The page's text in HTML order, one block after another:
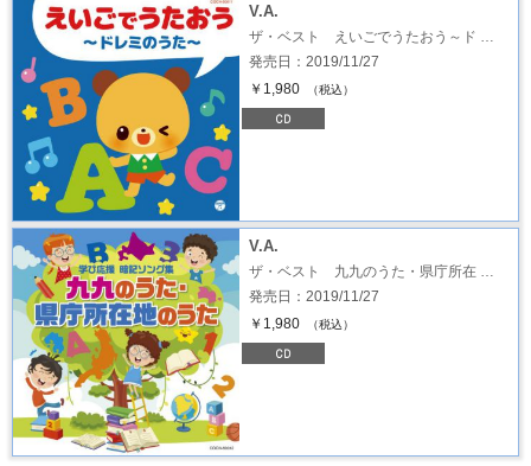
V.A.
ザ・ベスト えいごでうたおう～ド …
発売日：2019/11/27
￥1,980
（税込）
V.A.
ザ・ベスト 九九のうた・県庁所在 …
発売日：2019/11/27
￥1,980
（税込）